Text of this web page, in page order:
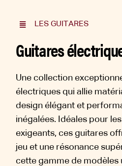
LES GUITARES
Guitares
Une collection
électriques qui allie
design élégant et
inégalées. Idéales pour
exigeants, ces guitares
jeu et une résonance
cette gamme de modèles